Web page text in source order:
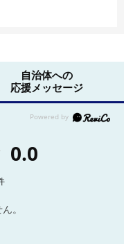
自治体への
応援メッセージ
0.0
。